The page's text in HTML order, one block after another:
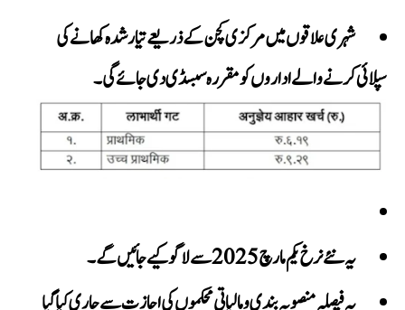
شہری علاقوں میں مرکزی کچن کے ذریعے تیار شدہ کھانے کی
سپلائی کرنے والے اداروں کو مقررہ سبسڈی دی جائے گی۔
یہ نئے نرخ یکم مارچ 2025 سے لاگو کیے جائیں گے۔
یہ فیصلہ منصوبہ بندی و مالیاتی محکموں کی اجازت سے جاری کیا گیا